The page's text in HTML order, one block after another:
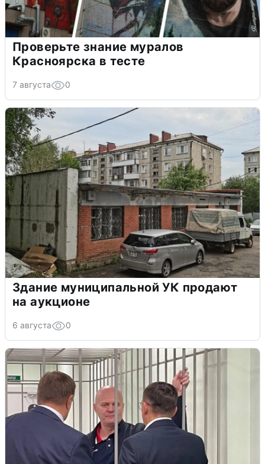
Проверьте знание муралов
Красноярска в тесте
7 августа 0
Здание муниципальной УК продают
на аукционе
6 августа 0